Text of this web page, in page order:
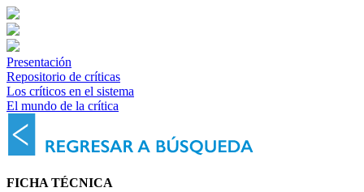
Presentación
Repositorio de críticas
Los críticos en el sistema
El mundo de la crítica
FICHA TÉCNICA